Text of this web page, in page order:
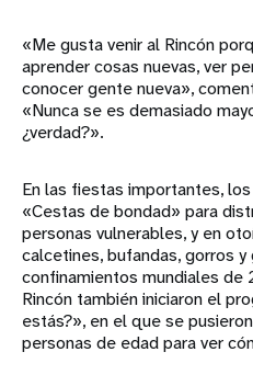
«Me gusta venir al Rincón
aprender cosas nuevas, ver
conocer gente nueva»,
«Nunca se es demasiado
¿verdad?».
En las fiestas importantes,
«Cestas de bondad» para
personas vulnerables, y en
calcetines, bufandas, gorros
confinamientos mundiales
Rincón también iniciaron el
estás?», en el que se
personas de edad para ver